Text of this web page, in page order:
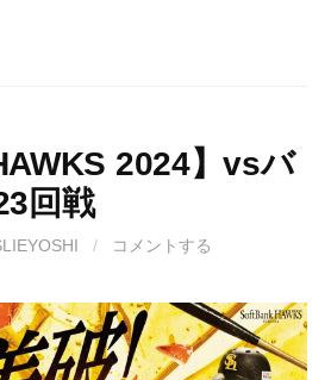
2024】vsバ
回戦
/ コメントする